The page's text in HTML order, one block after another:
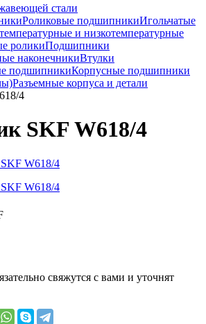
стали
Роликовые подшипникиИгольчатые
и низкотемпературные
роликиПодшипники
наконечникиВтулки
подшипникиКорпусные подшипники
Разъемные корпуса и детали
4
SKF W618/4
свяжутся с вами и уточнят